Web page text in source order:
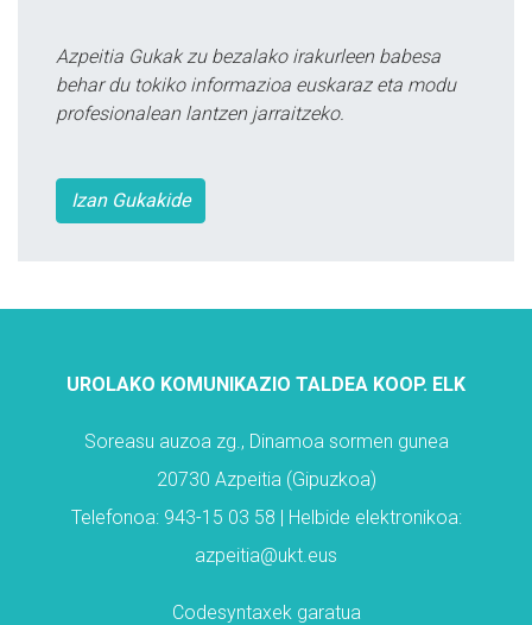
Azpeitia Gukak zu bezalako irakurleen babesa
behar du tokiko informazioa euskaraz eta modu
profesionalean lantzen jarraitzeko.
Izan Gukakide
UROLAKO KOMUNIKAZIO TALDEA KOOP. ELK
Soreasu auzoa zg., Dinamoa sormen gunea
20730 Azpeitia (Gipuzkoa)
Telefonoa: 943-15 03 58 | Helbide elektronikoa:
azpeitia@ukt.eus
Codesyntaxek garatua